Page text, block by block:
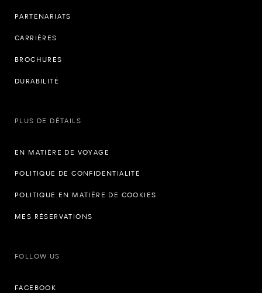
PARTENARIATS
CARRIÈRES
BROCHURES
DURABILITÉ
PLUS DE DÉTAILS
EN MATIÈRE DE VOYAGE
POLITIQUE DE CONFIDENTIALITÉ
POLITIQUE EN MATIÈRE DE COOKIES
MES RÉSERVATIONS
FOLLOW US
FACEBOOK